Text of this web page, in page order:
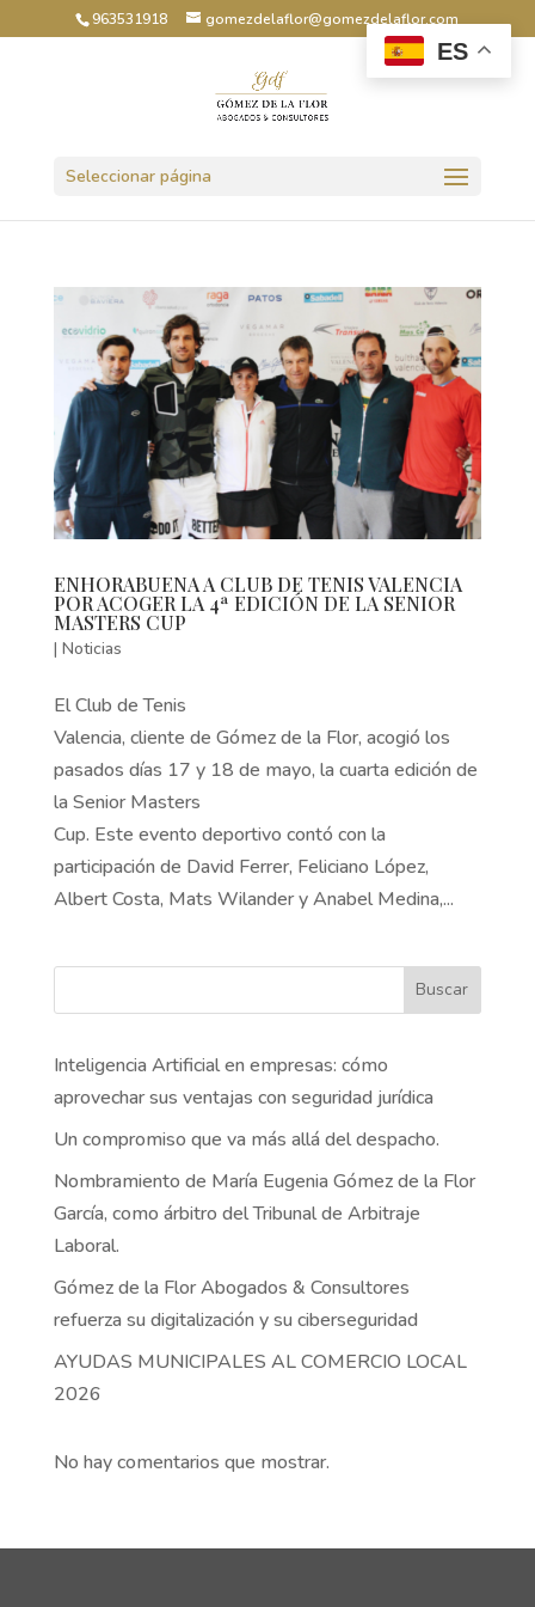
963531918 gomezdelaflor@gomezdelaflor.com
Seleccionar página
ENHORABUENA A CLUB DE TENIS VALENCIA
POR ACOGER LA 4ª EDICIÓN DE LA SENIOR
MASTERS CUP
| Noticias
El Club de Tenis
Valencia, cliente de Gómez de la Flor, acogió los
pasados días 17 y 18 de mayo, la cuarta edición de
la Senior Masters
Cup. Este evento deportivo contó con la
participación de David Ferrer, Feliciano López,
Albert Costa, Mats Wilander y Anabel Medina,...
Buscar
Inteligencia Artificial en empresas: cómo
aprovechar sus ventajas con seguridad jurídica
Un compromiso que va más allá del despacho.
Nombramiento de María Eugenia Gómez de la Flor
García, como árbitro del Tribunal de Arbitraje
Laboral.
Gómez de la Flor Abogados & Consultores
refuerza su digitalización y su ciberseguridad
AYUDAS MUNICIPALES AL COMERCIO LOCAL
2026
No hay comentarios que mostrar.
ES